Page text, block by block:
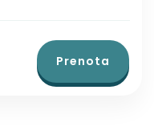
Prenota